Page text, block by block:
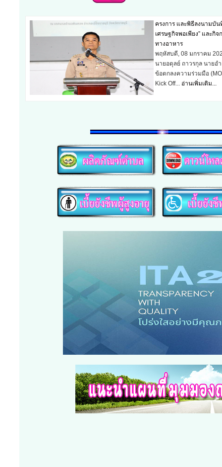
และพนักงานฯ...อ่านเพิ่มเ
ครงการ และพิธีลงนามบั
เศรษฐกิจพอเพียง” และกิ
ทางอาหาร
พฤหัสบดี, 08 มกราคม
นายอดุลย์ ถาวรกุล นายอ
ข้อตกลงความร่วมมือ
Kick Off... อ่านเพิ่มเติม...